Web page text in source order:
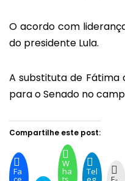
O acordo com
do presidente Lula.
A substituta de Fátima
para o Senado no
Compartilhe este post:
Fa
W
ha Tel